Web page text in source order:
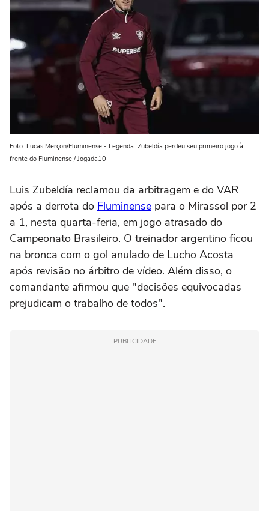
Foto: Lucas Merçon/Fluminense - Legenda: Zubeldía perdeu seu primeiro jogo à
frente do Fluminense / Jogada10
Luis Zubeldía reclamou da arbitragem e do VAR
após a derrota do Fluminense para o Mirassol por 2
a 1, nesta quarta-feria, em jogo atrasado do
Campeonato Brasileiro. O treinador argentino ficou
na bronca com o gol anulado de Lucho Acosta
após revisão no árbitro de vídeo. Além disso, o
comandante afirmou que "decisões equivocadas
prejudicam o trabalho de todos".
PUBLICIDADE